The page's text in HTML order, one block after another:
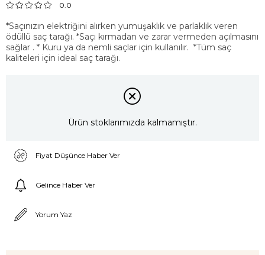
0.0
*Saçınızın elektriğini alırken yumuşaklık ve parlaklık veren
ödüllü saç tarağı. *Saçı kırmadan ve zarar vermeden açılmasını
sağlar . * Kuru ya da nemli saçlar için kullanılır. ​ *Tüm saç
kaliteleri için ideal saç tarağı.
Ürün stoklarımızda kalmamıştır.
Fiyat Düşünce Haber Ver
Gelince Haber Ver
Yorum Yaz